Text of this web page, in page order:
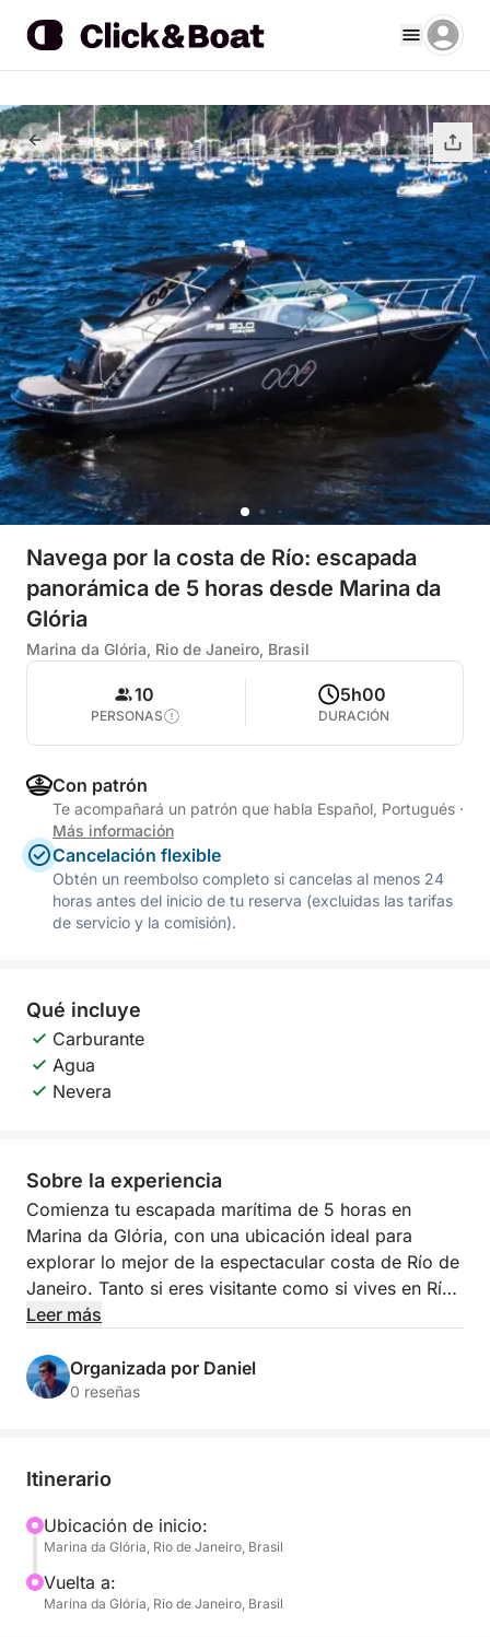
Navega por la costa de Río: escapada
panorámica de 5 horas desde Marina da
Glória
Marina da Glória, Rio de Janeiro, Brasil
10
PERSONAS
5h00
DURACIÓN
Con patrón
Te acompañará un patrón que habla Español, Portugués ·
Más información
Cancelación flexible
Obtén un reembolso completo si cancelas al menos 24
horas antes del inicio de tu reserva (excluidas las tarifas
de servicio y la comisión).
Qué incluye
Carburante
Agua
Nevera
Sobre la experiencia
Comienza tu escapada marítima de 5 horas en
Marina da Glória, con una ubicación ideal para
explorar lo mejor de la espectacular costa de Río de
Janeiro. Tanto si eres visitante como si vives en Río
de Janeiro y buscas una nueva perspectiva de la
encanto costero.
dirígete a aguas más tranquilas donde podrás
Con agua fresca y hielo incluidos a bordo, puedes
traer tus bebidas o aperitivos favoritos para
completar tu experiencia.
Leer más
Organizada por Daniel
0 reseñas
Itinerario
Ubicación de inicio:
Marina da Glória, Rio de Janeiro, Brasil
Vuelta a:
Marina da Glória, Rio de Janeiro, Brasil